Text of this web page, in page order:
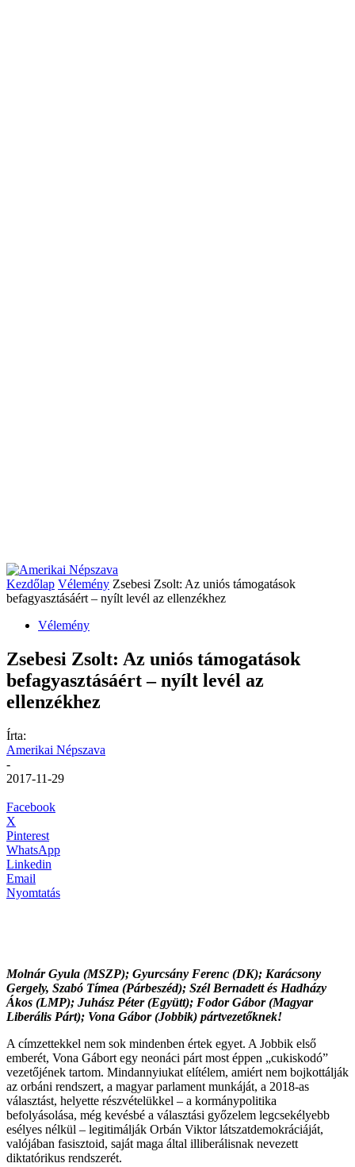
Kezdőlap Vélemény Zsebesi Zsolt: Az uniós támogatások
befagyasztásáért – nyílt levél az ellenzékhez
Vélemény
Zsebesi Zsolt: Az uniós támogatások
befagyasztásáért – nyílt levél az
ellenzékhez
Írta:
Amerikai Népszava
-
2017-11-29
Facebook
X
Pinterest
WhatsApp
Linkedin
Email
Nyomtatás
Molnár Gyula (MSZP); Gyurcsány Ferenc (DK); Karácsony
Gergely, Szabó Tímea (Párbeszéd); Szél Bernadett és Hadházy
Ákos (LMP); Juhász Péter (Együtt); Fodor Gábor (Magyar
Liberális Párt); Vona Gábor (Jobbik) pártvezetőknek!
A címzettekkel nem sok mindenben értek egyet. A Jobbik első
emberét, Vona Gábort egy neonáci párt most éppen „cukiskodó”
vezetőjének tartom. Mindannyiukat elítélem, amiért nem bojkottálják
az orbáni rendszert, a magyar parlament munkáját, a 2018-as
választást, helyette részvételükkel – a kormánypolitika
befolyásolása, még kevésbé a választási győzelem legcsekélyebb
esélyes nélkül – legitimálják Orbán Viktor látszatdemokráciáját,
valójában fasisztoid, saját maga által illiberálisnak nevezett
diktatórikus rendszerét.